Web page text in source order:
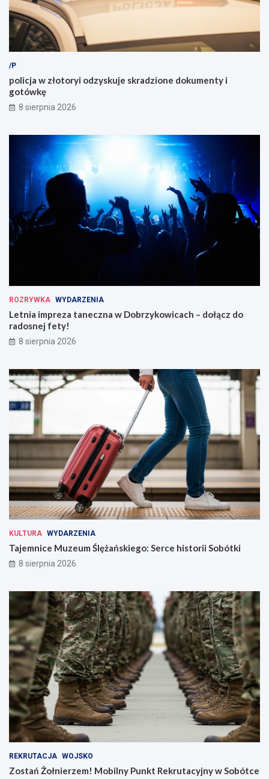
/P
policja w złotoryi odzyskuje skradzione dokumenty i
gotówkę
8 sierpnia 2026
ROZRYWKA WYDARZENIA
Letnia impreza taneczna w Dobrzykowicach – dołącz do
radosnej fety!
8 sierpnia 2026
KULTURA WYDARZENIA
Tajemnice Muzeum Ślężańskiego: Serce historii Sobótki
8 sierpnia 2026
REKRUTACJA WOJSKO
Zostań Żołnierzem! Mobilny Punkt Rekrutacyjny w Sobótce